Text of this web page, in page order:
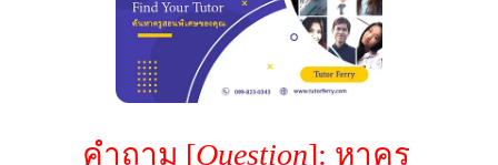
คำถาม [Question]: หาครู